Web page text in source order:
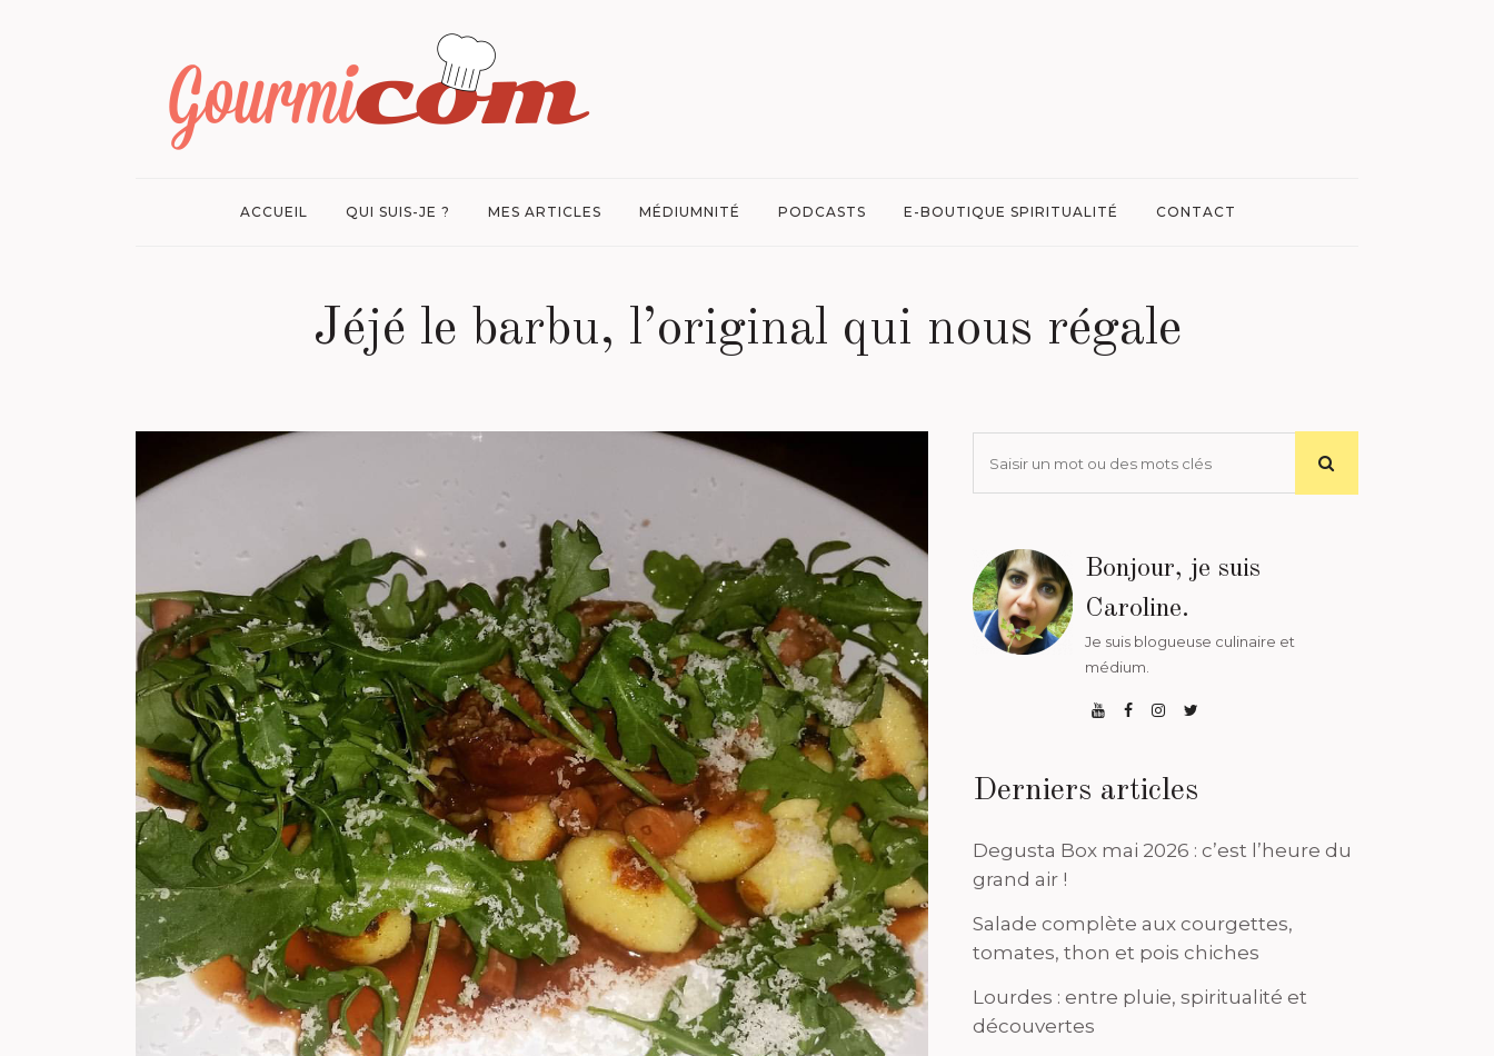
ACCUEIL QUI SUIS-JE ? MES ARTICLES MÉDIUMNITÉ PODCASTS E-BOUTIQUE SPIRITUALITÉ CONTACT
Jéjé le barbu, l’original qui nous régale
Bonjour, je suis
Caroline.
Je suis blogueuse culinaire et
médium.
Derniers articles
Degusta Box mai 2026 : c’est l’heure du
grand air !
Salade complète aux courgettes,
tomates, thon et pois chiches
Lourdes : entre pluie, spiritualité et
découvertes